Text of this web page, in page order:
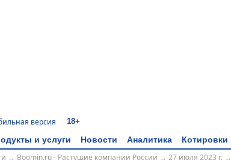
версия 18+
и услуги Новости Аналитика Котировки
→ Boomin.ru - Растущие компании России → 27 июля 2023 г. →